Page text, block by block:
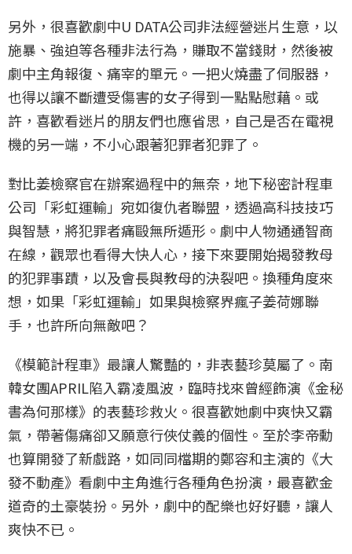
另外，很喜歡劇中U DATA公司非法經營迷片生意，以
施暴、強迫等各種非法行為，賺取不當錢財，然後被
劇中主角報復、痛宰的單元。一把火燒盡了伺服器，
也得以讓不斷遭受傷害的女子得到一點點慰藉。或
許，喜歡看迷片的朋友們也應省思，自己是否在電視
機的另一端，不小心跟著犯罪者犯罪了。
對比姜檢察官在辦案過程中的無奈，地下秘密計程車
公司「彩虹運輸」宛如復仇者聯盟，透過高科技技巧
與智慧，將犯罪者痛毆無所遁形。劇中人物通通智商
在線，觀眾也看得大快人心，接下來要開始揭發教母
的犯罪事蹟，以及會長與教母的決裂吧。換種角度來
想，如果「彩虹運輸」如果與檢察界瘋子姜荷娜聯
手，也許所向無敵吧？
《模範計程車》最讓人驚豔的，非表藝珍莫屬了。南
韓女團APRIL陷入霸凌風波，臨時找來曾經飾演《金秘
書為何那樣》的表藝珍救火。很喜歡她劇中爽快又霸
氣，帶著傷痛卻又願意行俠仗義的個性。至於李帝勳
也算開發了新戲路，如同同檔期的鄭容和主演的《大
發不動產》看劇中主角進行各種角色扮演，最喜歡金
道奇的土豪裝扮。另外，劇中的配樂也好好聽，讓人
爽快不已。